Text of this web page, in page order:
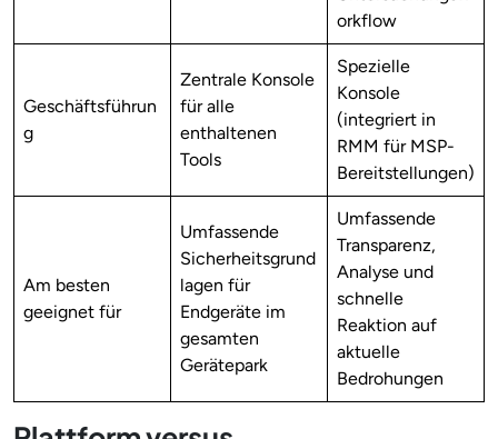
orkflow
Geschäftsführun
g
Zentrale Konsole
für alle
enthaltenen
Tools
Spezielle
Konsole
(integriert in
RMM für MSP-
Bereitstellungen)
Am besten
geeignet für
Umfassende
Sicherheitsgrund
lagen für
Endgeräte im
gesamten
Gerätepark
Umfassende
Transparenz,
Analyse und
schnelle
Reaktion auf
aktuelle
Bedrohungen